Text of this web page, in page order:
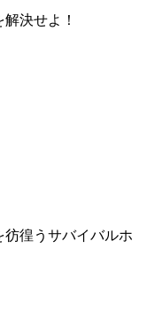
決せよ！
徨うサバイバルホ